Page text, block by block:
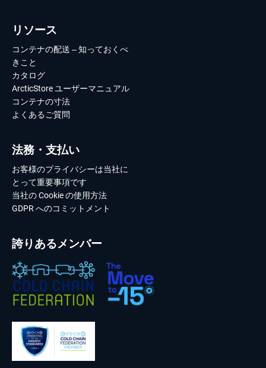
リソース
コンテナの配送 – 知っておくべ
きこと
カタログ
ArcticStore ユーザーマニュアル
コンテナの寸法
よくあるご質問
法務・支払い
お客様のプライバシーは当社に
とって重要事項です
当社の Cookie の使用方法
GDPR へのコミットメント
誇りあるメンバー